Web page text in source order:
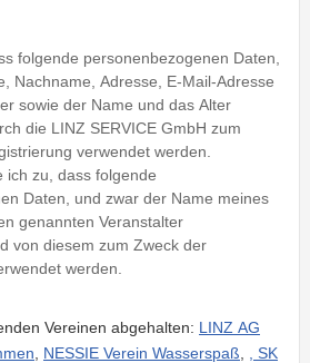
folgende personenbezogenen Daten,
Nachname, Adresse, E-Mail-Adresse
sowie der Name und das Alter
die LINZ SERVICE GmbH zum
verwendet werden.
ich zu, dass folgende
Daten, und zwar der Name meines
genannten Veranstalter
von diesem zum Zweck der
werden.
Vereinen abgehalten: LINZ AG
NESSIE Verein Wasserspaß
SK